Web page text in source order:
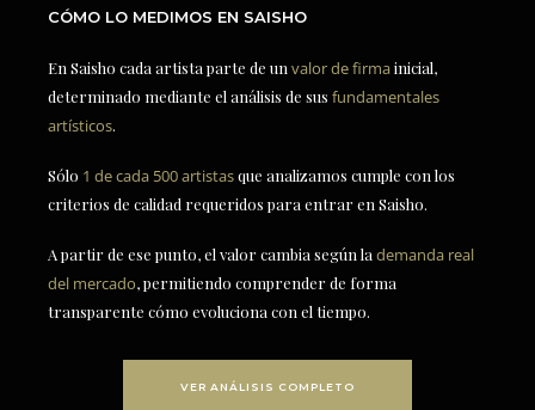
CÓMO LO MEDIMOS EN SAISHO
En Saisho cada artista parte de un valor de firmainicial,
determinado mediante el análisis de sus fundamentales
artísticos.
Sólo 1 de cada 500 artistasque analizamos cumple con los
criterios de calidad requeridos para entrar en Saisho.
A partir de ese punto, el valor cambia según la demanda real
del mercado, permitiendo comprender de forma
transparente cómo evoluciona con el tiempo.
VER ANÁLISIS COMPLETO